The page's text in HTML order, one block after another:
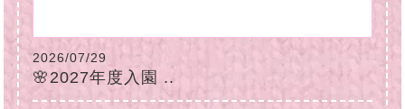
2026/07/29
🌸2027年度入園 ..